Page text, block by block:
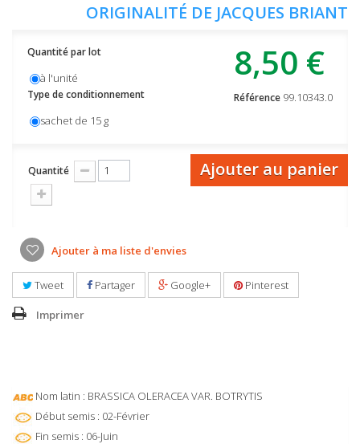
ORIGINALITÉ DE JACQUES BRIANT
8,50 €
Référence 99.10343.0
Quantité par lot
à l'unité
Type de conditionnement
sachet de 15 g
Quantité Ajouter au panier
Ajouter à ma liste d'envies
Tweet Partager Google+ Pinterest
Imprimer
Nom latin : BRASSICA OLERACEA VAR. BOTRYTIS
Début semis : 02-Février
Fin semis : 06-Juin